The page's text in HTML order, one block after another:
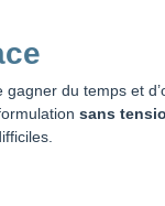
du temps et
sans